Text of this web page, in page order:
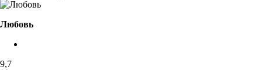
Любовь
9,7